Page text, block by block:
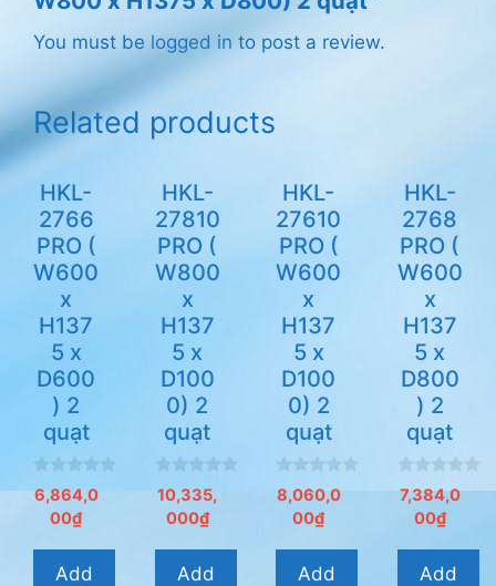
You must be logged in to post a review.
Related products
HKL-
2766
PRO (
W600
x
H137
5 x
D600
) 2
quạt
0
n
à
6,864,0
00₫
Add
HKL-
27810
PRO (
W800
x
H137
5 x
D100
0) 2
quạt
0
n
à
10,335,
000₫
Add
HKL-
27610
PRO (
W600
x
H137
5 x
D100
0) 2
quạt
0
n
à
8,060,0
00₫
Add
HKL-
2768
PRO (
W600
x
H137
5 x
D800
) 2
quạt
0
n
à
7,384,0
00₫
Add